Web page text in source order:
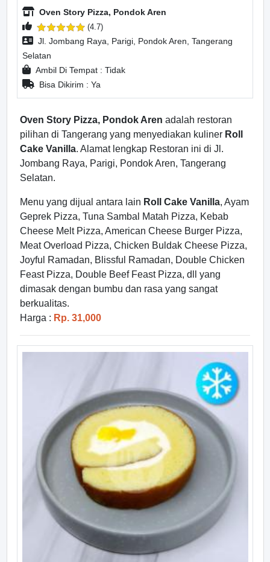
Oven Story Pizza, Pondok Aren
(4.7)
Jl. Jombang Raya, Parigi, Pondok Aren, Tangerang
Selatan
Ambil Di Tempat : Tidak
Bisa Dikirim : Ya
Oven Story Pizza, Pondok Aren adalah restoran
pilihan di Tangerang yang menyediakan kuliner Roll
Cake Vanilla. Alamat lengkap Restoran ini di Jl.
Jombang Raya, Parigi, Pondok Aren, Tangerang
Selatan.
Menu yang dijual antara lain Roll Cake Vanilla, Ayam
Geprek Pizza, Tuna Sambal Matah Pizza, Kebab
Cheese Melt Pizza, American Cheese Burger Pizza,
Meat Overload Pizza, Chicken Buldak Cheese Pizza,
Joyful Ramadan, Blissful Ramadan, Double Chicken
Feast Pizza, Double Beef Feast Pizza, dll yang
dimasak dengan bumbu dan rasa yang sangat
berkualitas.
Harga : Rp. 31,000